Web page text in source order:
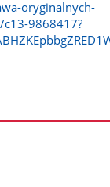
oryginalnych-
9868417?